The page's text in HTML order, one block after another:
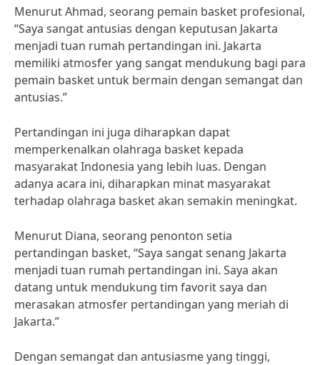
Menurut Ahmad, seorang pemain basket profesional,
“Saya sangat antusias dengan keputusan Jakarta
menjadi tuan rumah pertandingan ini. Jakarta
memiliki atmosfer yang sangat mendukung bagi para
pemain basket untuk bermain dengan semangat dan
antusias.”
Pertandingan ini juga diharapkan dapat
memperkenalkan olahraga basket kepada
masyarakat Indonesia yang lebih luas. Dengan
adanya acara ini, diharapkan minat masyarakat
terhadap olahraga basket akan semakin meningkat.
Menurut Diana, seorang penonton setia
pertandingan basket, “Saya sangat senang Jakarta
menjadi tuan rumah pertandingan ini. Saya akan
datang untuk mendukung tim favorit saya dan
merasakan atmosfer pertandingan yang meriah di
Jakarta.”
Dengan semangat dan antusiasme yang tinggi,